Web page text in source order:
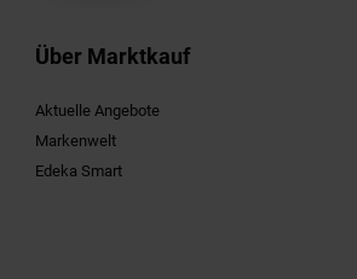
Über Marktkauf
Aktuelle Angebote
Markenwelt
Edeka Smart